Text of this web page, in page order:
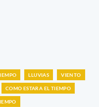
LLUVIAS VIENTO
COMO ESTARA EL TIEMPO